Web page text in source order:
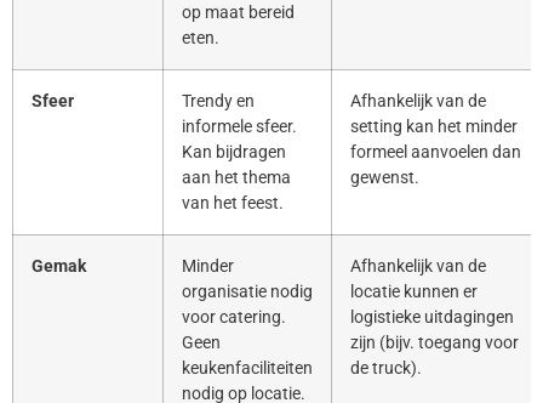
op maat bereid
eten.
Sfeer
Trendy en
informele sfeer.
Kan bijdragen
aan het thema
van het feest.
Afhankelijk van de
setting kan het minder
formeel aanvoelen dan
gewenst.
Gemak
Minder
organisatie nodig
voor catering.
Geen
keukenfaciliteiten
nodig op locatie.
Afhankelijk van de
locatie kunnen er
logistieke uitdagingen
zijn (bijv. toegang voor
de truck).